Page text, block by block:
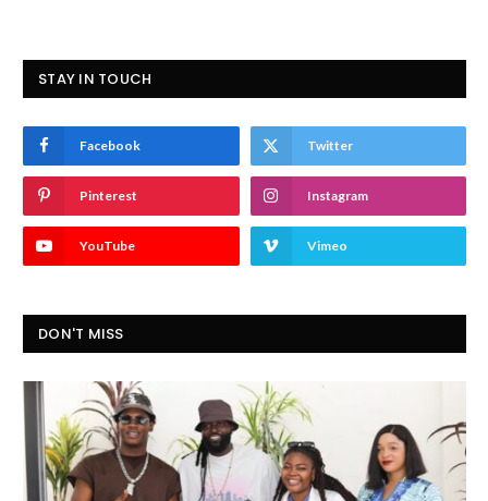
STAY IN TOUCH
Facebook Twitter
Pinterest Instagram
YouTube Vimeo
DON'T MISS